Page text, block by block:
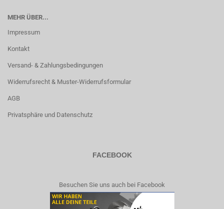
MEHR ÜBER...
Impressum
Kontakt
Versand- & Zahlungsbedingungen
Widerrufsrecht & Muster-Widerrufsformular
AGB
Privatsphäre und Datenschutz
FACEBOOK
Besuchen Sie uns auch bei Facebook